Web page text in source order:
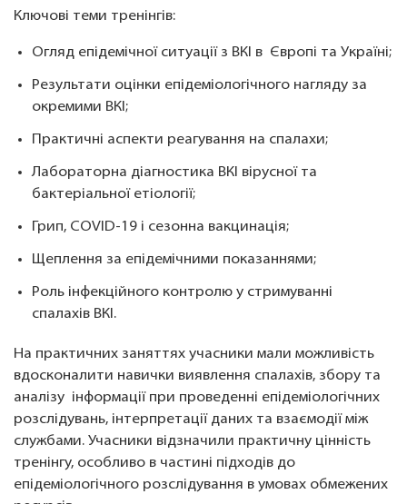
Ключові теми тренінгів:
Огляд епідемічної ситуації з ВКІ в Європі та Україні;
Результати оцінки епідеміологічного нагляду за
окремими ВКІ;
Практичні аспекти реагування на спалахи;
Лабораторна діагностика ВКІ вірусної та
бактеріальної етіології;
Грип, COVID-19 і сезонна вакцинація;
Щеплення за епідемічними показаннями;
Роль інфекційного контролю у стримуванні
спалахів ВКІ.
На практичних заняттях учасники мали можливість
вдосконалити навички виявлення спалахів, збору та
аналізу інформації при проведенні епідеміологічних
розслідувань, інтерпретації даних та взаємодії між
службами. Учасники відзначили практичну цінність
тренінгу, особливо в частині підходів до
епідеміологічного розслідування в умовах обмежених